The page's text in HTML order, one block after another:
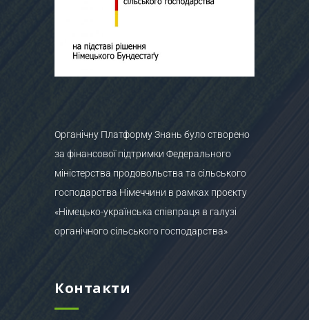
Органічну Платформу Знань було створено
за фінансової підтримки Федерального
міністерства продовольства та сільського
господарства Німеччини в рамках проєкту
«Німецько-українська співпраця в галузі
органічного сільського господарства»
Контакти